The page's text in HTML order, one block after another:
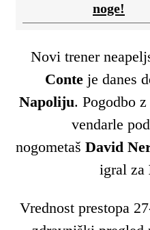
noge!
Novi trener
Conte je danes
Napoliju. Pogodbo
vendarle
nogometaš David
igral za
Vrednost prestopa